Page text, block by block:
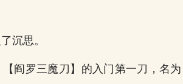
沉思。
阎罗三魔刀】的入门第一刀，名